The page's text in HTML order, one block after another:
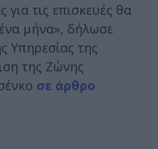
για τις επισκευές θα
μήνα», δήλωσε
Υπηρεσίας της
της Ζώνης
σε άρθρο